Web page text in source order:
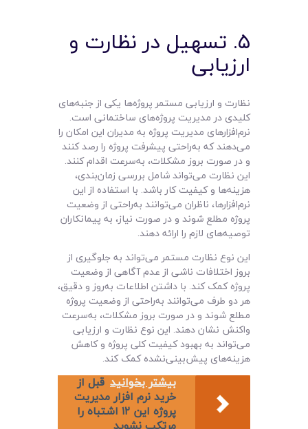
۵. تسهیل در نظارت و
ارزیابی
نظارت و ارزیابی مستمر پروژه‌ها یکی از جنبه‌های
کلیدی در مدیریت پروژه‌های ساختمانی است.
نرم‌افزارهای مدیریت پروژه به مدیران این امکان را
می‌دهند که به‌راحتی پیشرفت پروژه را رصد کنند
و در صورت بروز مشکلات، به‌سرعت اقدام کنند.
این نظارت می‌تواند شامل بررسی زمان‌بندی،
هزینه‌ها و کیفیت کار باشد. با استفاده از این
نرم‌افزارها، ناظران می‌توانند به‌راحتی از وضعیت
پروژه مطلع شوند و در صورت نیاز، به پیمانکاران
توصیه‌های لازم را ارائه دهند.
این نوع نظارت مستمر می‌تواند به جلوگیری از
بروز اختلافات ناشی از عدم آگاهی از وضعیت
پروژه کمک کند. با داشتن اطلاعات به‌روز و دقیق،
هر دو طرف می‌توانند به‌راحتی از وضعیت پروژه
مطلع شوند و در صورت بروز مشکلات، به‌سرعت
واکنش نشان دهند. این نوع نظارت و ارزیابی
می‌تواند به بهبود کیفیت کلی پروژه و کاهش
هزینه‌های پیش‌بینی‌نشده کمک کند.
بیشتر بخوانید قبل از
خرید نرم افزار مدیریت
پروژه این ۱۲ اشتباه را